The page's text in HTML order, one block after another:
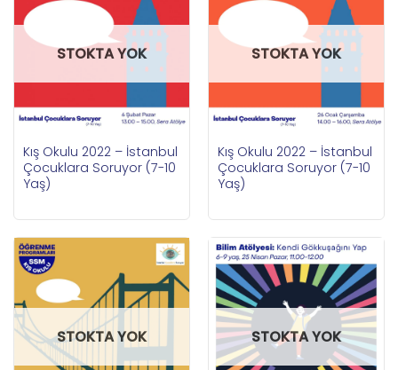
STOKTA YOK
Kış Okulu 2022 – İstanbul
Çocuklara Soruyor (7-10
Yaş)
STOKTA YOK
Kış Okulu 2022 – İstanbul
Çocuklara Soruyor (7-10
Yaş)
STOKTA YOK STOKTA YOK